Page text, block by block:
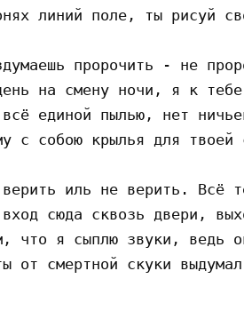
линий поле, ты рисуй
пророчить - не
на смену ночи, я к
всё единой пылью, нет
с собою крылья для твоей
верить иль не верить. Всё
вход сюда сквозь двери,
что я сыплю звуки, ведь